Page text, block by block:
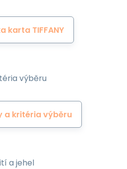
karta TIFFANY
výběru
a kritéria výběru
a jehel